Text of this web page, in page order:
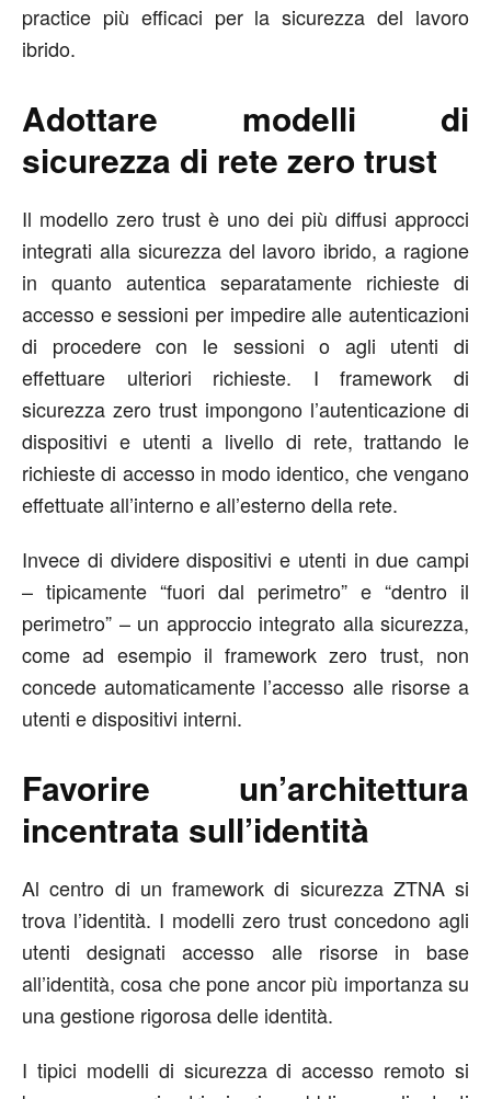
practice più efficaci per la sicurezza del lavoro
ibrido.
Adottare modelli di
sicurezza di rete zero trust
Il modello zero trust è uno dei più diffusi approcci
integrati alla sicurezza del lavoro ibrido, a ragione
in quanto autentica separatamente richieste di
accesso e sessioni per impedire alle autenticazioni
di procedere con le sessioni o agli utenti di
effettuare ulteriori richieste. I framework di
sicurezza zero trust impongono l’autenticazione di
dispositivi e utenti a livello di rete, trattando le
richieste di accesso in modo identico, che vengano
effettuate all’interno e all’esterno della rete.
Invece di dividere dispositivi e utenti in due campi
– tipicamente “fuori dal perimetro” e “dentro il
perimetro” – un approccio integrato alla sicurezza,
come ad esempio il framework zero trust, non
concede automaticamente l’accesso alle risorse a
utenti e dispositivi interni.
Favorire un’architettura
incentrata sull’identità
Al centro di un framework di sicurezza ZTNA si
trova l’identità. I modelli zero trust concedono agli
utenti designati accesso alle risorse in base
all’identità, cosa che pone ancor più importanza su
una gestione rigorosa delle identità.
I tipici modelli di sicurezza di accesso remoto si